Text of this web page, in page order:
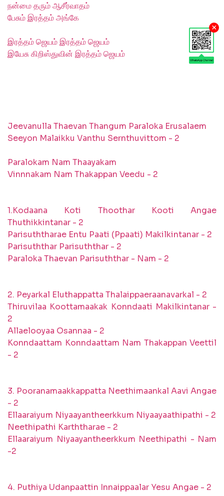
×
நன்மை தரும் ஆசீர்வாதம்
பேசும் இரத்தம் அங்கே
இரத்தம் ஜெயம் இரத்தம் ஜெயம்
இயேசு கிறிஸ்துவின் இரத்தம் ஜெயம்
Jeevanulla Thaevan Thangum Paraloka Erusalaem
Seeyon Malaikku Vanthu Sernthuvittom - 2
Paralokam Nam Thaayakam
Vinnnakam Nam Thakappan Veedu - 2
1.Kodaana Koti Thoothar Kooti Angae
Thuthikkintanar - 2
Parisuththarae Entu Paati (Ppaati) Makilkintanar - 2
Parisuththar Parisuththar - 2
Paraloka Thaevan Parisuththar - Nam - 2
2. Peyarkal Eluthappatta Thalaippaeraanavarkal - 2
Thiruvilaa Koottamaakak Konndaati Makilkintanar -
2
Allaelooyaa Osannaa - 2
Konndaattam Konndaattam Nam Thakappan Veettil
- 2
3. Pooranamaakkappatta Neethimaankal Aavi Angae
- 2
Ellaaraiyum Niyaayantheerkkum Niyaayaathipathi - 2
Neethipathi Karththarae - 2
Ellaaraiyum Niyaayantheerkkum Neethipathi - Nam
-2
4. Puthiya Udanpaattin Innaippaalar Yesu Angae - 2